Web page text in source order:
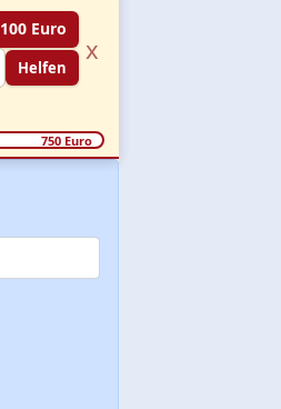
100 Euro
Helfen
x
750 Euro